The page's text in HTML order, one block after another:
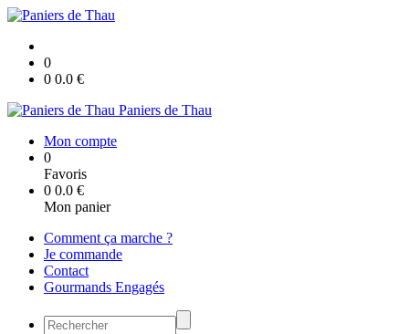
0
0 0.0 €
Paniers de Thau
Mon compte
0
Favoris
0 0.0 €
Mon panier
Comment ça marche ?
Je commande
Contact
Gourmands Engagés